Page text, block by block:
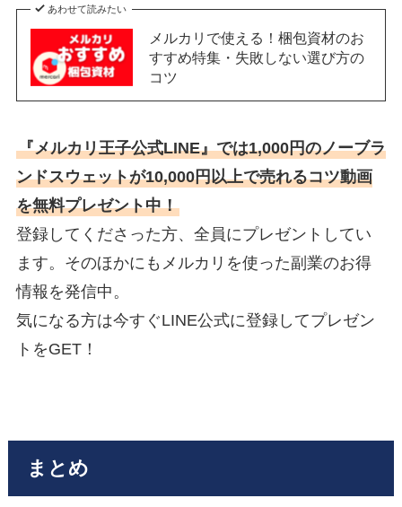
あわせて読みたい
メルカリで使える！梱包資材のお
すすめ特集・失敗しない選び方の
コツ
『メルカリ王子公式LINE』では1,000円のノーブラ
ンドスウェットが10,000円以上で売れるコツ動画
を無料プレゼント中！
登録してくださった方、全員にプレゼントしてい
ます。そのほかにもメルカリを使った副業のお得
情報を発信中。
気になる方は今すぐLINE公式に登録してプレゼン
トをGET！
まとめ